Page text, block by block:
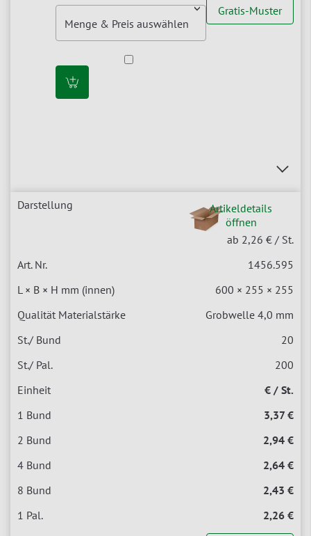
Gratis-Muster
Artikeldetails
öffnen
ab 2,26 € / St.
1456.595
600 × 255 × 255
Grobwelle 4,0 mm
20
200
€ / St.
3,37 €
2,94 €
2,64 €
2,43 €
2,26 €